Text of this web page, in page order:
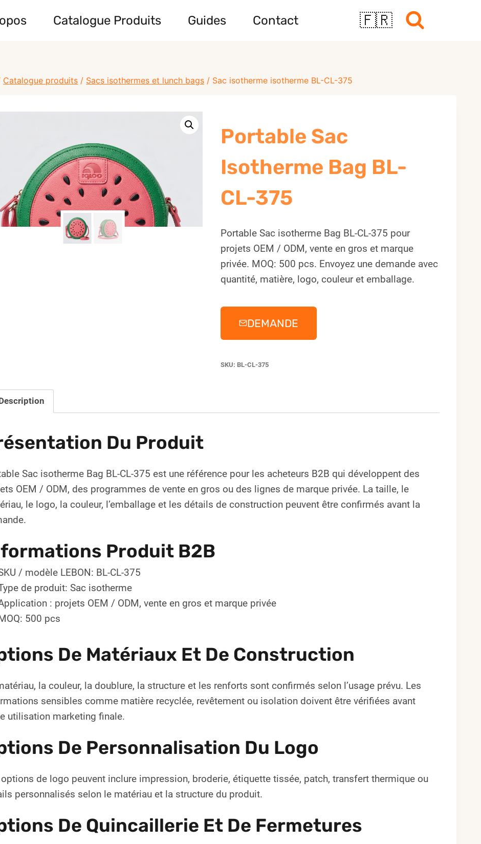
Catalogue Produits Guides Contact 🇫🇷
Catalogue produits / Sacs isothermes et lunch bags / Sac isotherme isotherme BL-CL-375
Portable Sac
Isotherme Bag BL-
CL-375
Portable Sac isotherme Bag BL-CL-375 pour
projets OEM / ODM, vente en gros et marque
privée. MOQ: 500 pcs. Envoyez une demande avec
quantité, matière, logo, couleur et emballage.
DEMANDE
SKU:BL-CL-375
Du Produit
Sac isotherme Bag BL-CL-375 est une référence pour les acheteurs B2B qui développent des
OEM / ODM, des programmes de vente en gros ou des lignes de marque privée. La taille, le
le logo, la couleur, l’emballage et les détails de construction peuvent être confirmés avant la
Produit B2B
/ modèle LEBON: BL-CL-375
de produit: Sac isotherme
: projets OEM / ODM, vente en gros et marque privée
500 pcs
De Matériaux Et De Construction
la couleur, la doublure, la structure et les renforts sont confirmés selon l’usage prévu. Les
sensibles comme matière recyclée, revêtement ou isolation doivent être vérifiées avant
utilisation marketing finale.
De Personnalisation Du Logo
de logo peuvent inclure impression, broderie, étiquette tissée, patch, transfert thermique ou
personnalisés selon le matériau et la structure du produit.
De Quincaillerie Et De Fermetures